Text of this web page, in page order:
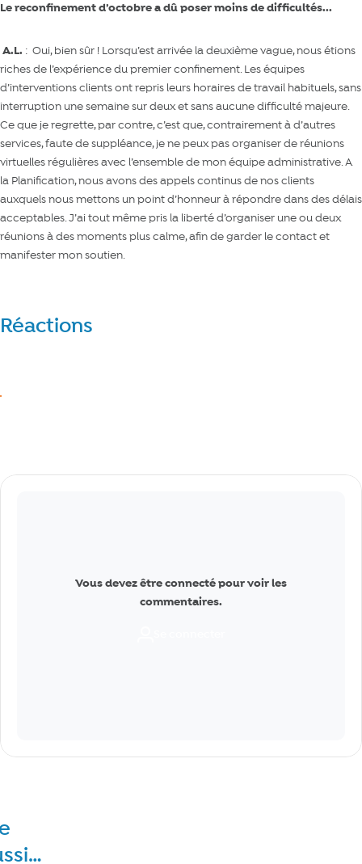
Le reconfinement d’octobre a dû poser moins de difficultés...
A.L. : Oui, bien sûr ! Lorsqu’est arrivée la deuxième vague, nous étions
riches de l’expérience du premier confinement. Les équipes
d’interventions clients ont repris leurs horaires de travail habituels, sans
interruption une semaine sur deux et sans aucune difficulté majeure.
Ce que je regrette, par contre, c’est que, contrairement à d’autres
services, faute de suppléance, je ne peux pas organiser de réunions
virtuelles régulières avec l’ensemble de mon équipe administrative. A
la Planification, nous avons des appels continus de nos clients
auxquels nous mettons un point d’honneur à répondre dans des délais
acceptables. J’ai tout même pris la liberté d’organiser une ou deux
réunions à des moments plus calme, afin de garder le contact et
manifester mon soutien.
Réactions
Commentaires
Vous devez être connecté pour voir les
commentaires.